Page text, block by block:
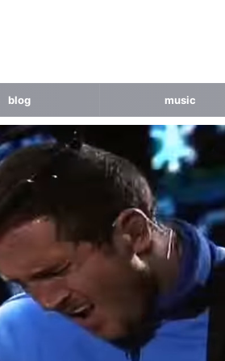
blog music